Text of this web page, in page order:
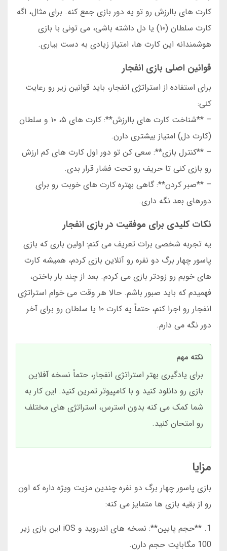
کارت های باارزش رو تو یه دور بازی جمع کنه. برای مثال، اگه
کارت سلطان (۱۰) یا دل داشته باشی، می تونی با بازی
هوشمندانه این کارت ها، امتیاز زیادی به دست بیاری.
قوانین اصلی بازی انفجار
برای استفاده از استراتژی انفجار، باید قوانین زیر رو رعایت
کنی:
– **شناخت کارت های باارزش**: کارت های ۵، ۱۰ و سلطان
(کارت دل) امتیاز بیشتری دارن.
– **کنترل بازی**: سعی کن تو دور اول کارت های کم ارزش
رو بازی کنی تا حریف رو تحت فشار قرار بدی.
– **صبر کردن**: گاهی بهتره کارت های خوبت رو برای
دورهای بعد نگه داری.
نکات کلیدی برای موفقیت در بازی انفجار
یه تجربه شخصی برات تعریف می کنم: اولین باری که بازی
پاسور چهار برگ دو نفره رو آنلاین بازی کردم، همیشه کارت
های خوبم رو زودتر بازی می کردم. بعد از چند بار باختن،
فهمیدم که باید صبور باشم. حالا هر وقت می خوام استراتژی
انفجار رو اجرا کنم، حتماً یه کارت ۱۰ یا سلطان رو برای آخر
دور نگه می دارم.
نکته مهم
برای یادگیری بهتر استراتژی انفجار، حتماً نسخه آفلاین
بازی رو دانلود کنید و با کامپیوتر تمرین کنید. این کار به
شما کمک می کنه بدون استرس، استراتژی های مختلف
رو امتحان کنید.
مزایا
بازی پاسور چهار برگ دو نفره چندین مزیت ویژه داره که اون
رو از بقیه بازی ها متمایز می کنه:
1. **حجم پایین**: نسخه های اندروید و iOS این بازی زیر
100 مگابایت حجم دارن.